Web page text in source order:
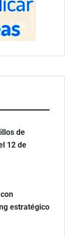
de
12 de
estratégico